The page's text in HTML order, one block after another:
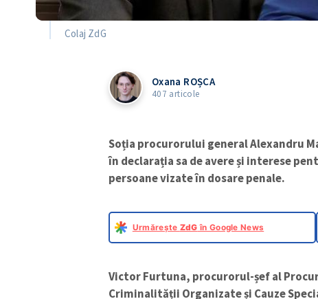
Colaj ZdG
Oxana ROȘCA
407 articole
Soția procurorului general Alexandru
în declarația sa de avere și interese
persoane vizate în dosare penale.
Urmărește ZdG în Google News
Victor Furtuna, procurorul-șef al
Criminalității Organizate și Cauze